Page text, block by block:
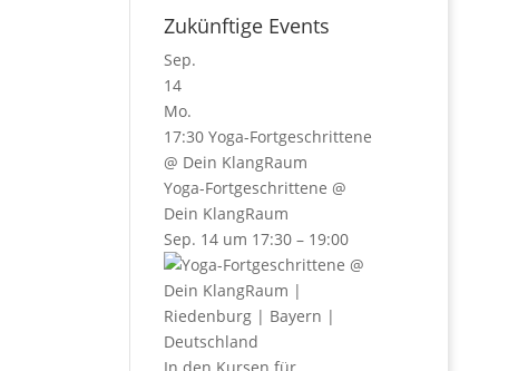
Zukünftige Events
Sep.
14
Mo.
17:30 Yoga-Fortgeschrittene
@ Dein KlangRaum
Yoga-Fortgeschrittene @
Dein KlangRaum
Sep. 14 um 17:30 – 19:00